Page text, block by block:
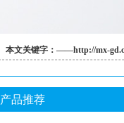
本文关键字： ——http://mx-
产品推荐